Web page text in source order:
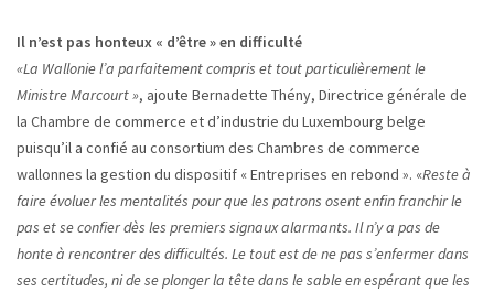
Il n’est pas honteux « d’être » en difficulté
«La Wallonie l’a parfaitement compris et tout particulièrement le
Ministre Marcourt », ajoute Bernadette Thény, Directrice générale de
la Chambre de commerce et d’industrie du Luxembourg belge
puisqu’il a confié au consortium des Chambres de commerce
wallonnes la gestion du dispositif « Entreprises en rebond ». «Reste à
faire évoluer les mentalités pour que les patrons osent enfin franchir le
pas et se confier dès les premiers signaux alarmants. Il n’y a pas de
honte à rencontrer des difficultés. Le tout est de ne pas s’enfermer dans
ses certitudes, ni de se plonger la tête dans le sable en espérant que les